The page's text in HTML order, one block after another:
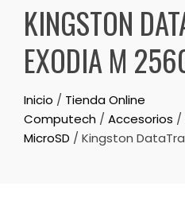
KINGSTON
EXODIA M
Inicio / Tienda Online
Computech / Accesorios /
MicroSD / Kingston